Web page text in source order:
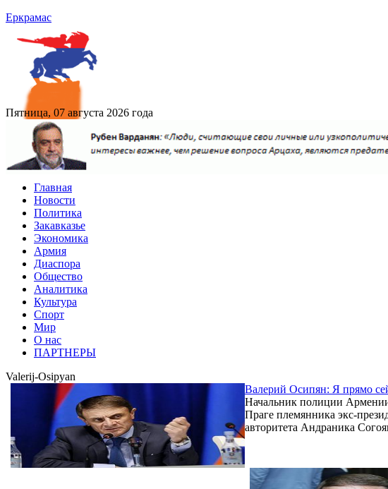
Еркрамас
Пятница, 07 августа 2026 года
Главная
Новости
Политика
Закавказье
Экономика
Армия
Диаспора
Общество
Аналитика
Культура
Спорт
Мир
О нас
ПАРТНЕРЫ
Valerij-Osipyan
Валерий Осипян: Я прямо
Начальник полиции Армении
Праге племянника экс-
авторитета Андраника